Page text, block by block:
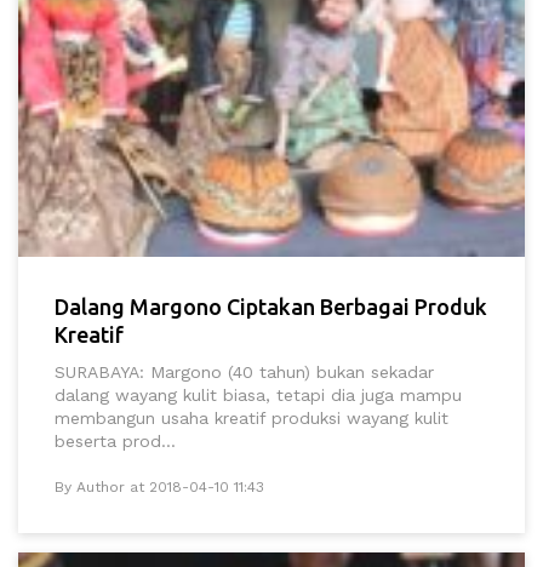
Dalang Margono Ciptakan Berbagai Produk
Kreatif
SURABAYA: Margono (40 tahun) bukan sekadar
dalang wayang kulit biasa, tetapi dia juga mampu
membangun usaha kreatif produksi wayang kulit
beserta prod...
By Author at 2018-04-10 11:43